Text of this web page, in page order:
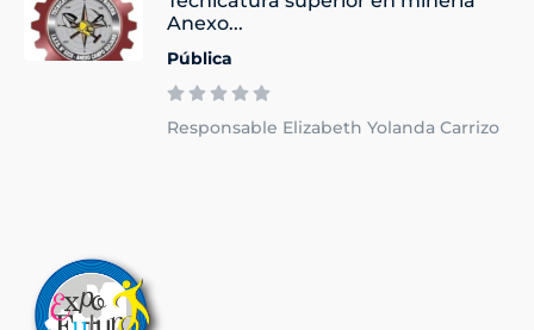
Anexo...
Pública
Responsable Elizabeth Yolanda Carrizo